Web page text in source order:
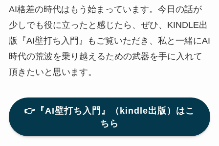
AI格差の時代はもう始まっています。今日の話が
少しでも役に立ったと感じたら、ぜひ、KINDLE出
版『AI壁打ち入門』もご覧いただき、私と一緒にAI
時代の荒波を乗り越えるための武器を手に入れて
頂きたいと思います。
👉『AI壁打ち入門』（kindle出版）はこ
ちら